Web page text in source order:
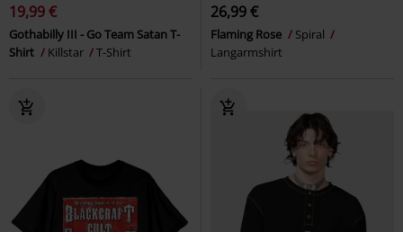
19,99 €
Gothabilly III - Go Team Satan T-
Shirt
Killstar T-Shirt
26,99 €
Flaming Rose
Spiral
Langarmshirt